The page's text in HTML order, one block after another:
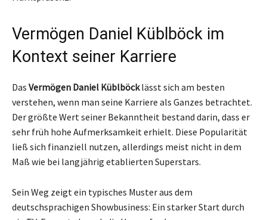
Vermögen Daniel Küblböck im
Kontext seiner Karriere
Das Vermögen Daniel Küblböcklässt sich am besten
verstehen, wenn man seine Karriere als Ganzes betrachtet.
Der größte Wert seiner Bekanntheit bestand darin, dass er
sehr früh hohe Aufmerksamkeit erhielt. Diese Popularität
ließ sich finanziell nutzen, allerdings meist nicht in dem
Maß wie bei langjährig etablierten Superstars.
Sein Weg zeigt ein typisches Muster aus dem
deutschsprachigen Showbusiness: Ein starker Start durch